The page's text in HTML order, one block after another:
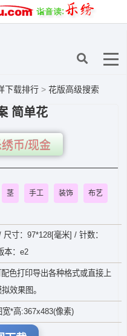
下载排行 > 花版高级搜索
简单花
币/现金
茎 手工 装饰 布艺
寸：97*128[毫米] / 针数：
本：e2
色打印导出各种格式或直接上
效果图。
*高:367x483(像素)